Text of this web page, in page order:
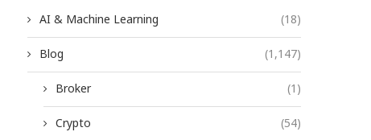
AI & Machine Learning (18)
Blog (1,147)
Broker (1)
Crypto (54)